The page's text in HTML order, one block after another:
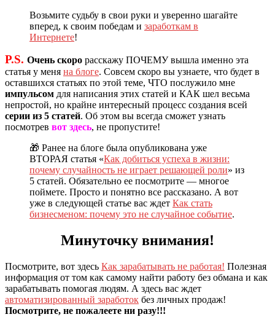
Возьмите судьбу в свои руки и уверенно шагайте
вперед, к своим победам и заработкам в
Интернете!
P.S. Очень скоро расскажу ПОЧЕМУ вышла именно эта
статья у меня на блоге. Совсем скоро вы узнаете, что будет в
оставшихся статьях по этой теме, ЧТО послужило мне
импульсом для написания этих статей и КАК шел весьма
непростой, но крайне интересный процесс создания всей
серии из 5 статей. Об этом вы всегда сможет узнать
посмотрев вот здесь, не пропустите!
🎁 Ранее на блоге была опубликована уже
ВТОРАЯ статья «Как добиться успеха в жизни:
почему случайность не играет решающей роли» из
5 статей. Обязательно ее посмотрите — многое
поймете. Просто и понятно все рассказано. А вот
уже в следующей статье вас ждет Как стать
бизнесменом: почему это не случайное событие.
Минуточку внимания!
Посмотрите, вот здесь Как зарабатывать не работая! Полезная
информация от том как самому найти работу без обмана и как
зарабатывать помогая людям. А здесь вас ждет
автоматизированный заработок без личных продаж!
Посмотрите, не пожалеете ни разу!!!